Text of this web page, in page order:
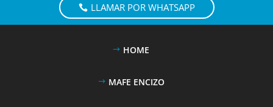
LLAMAR POR WHATSAPP
HOME
MAFE ENCIZO